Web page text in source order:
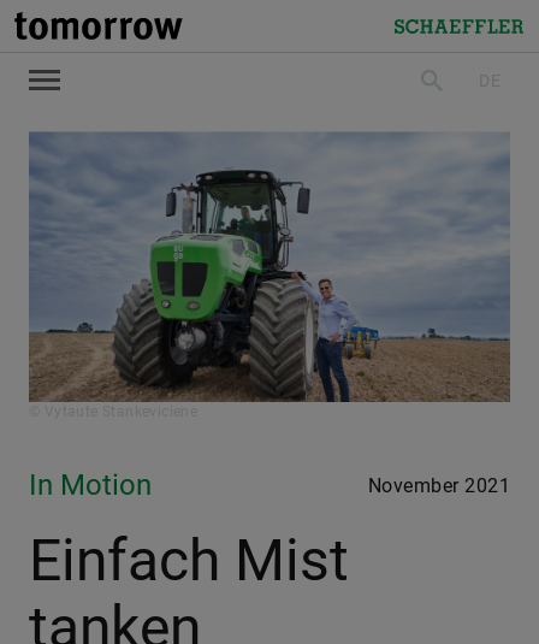
tomorrow
Schaeffler
suchenDE
In Motion November 2021
Einfach Mist
tanken